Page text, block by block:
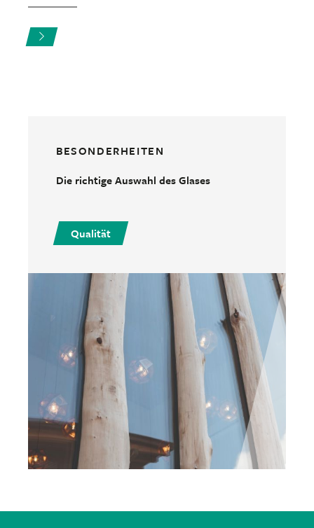
BESONDERHEITEN
Die richtige Auswahl des Glases
Qualität